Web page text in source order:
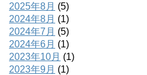
2025年8月 (5)
2024年8月 (1)
2024年7月 (5)
2024年6月 (1)
2023年10月 (1)
2023年9月 (1)